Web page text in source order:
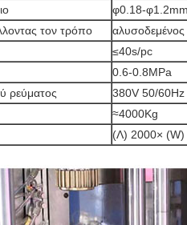
φ0.18-φ1.2mm
τον τρόπο
≤40s/pc
0.6-0.8MPa
ρεύματος
380V 50/60Hz
≈4000Kg
(Λ) 2000×